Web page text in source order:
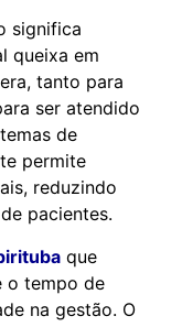
significa
queixa em
tanto para
ser atendido
de
permite
reduzindo
pacientes.
que
o tempo de
na gestão. O